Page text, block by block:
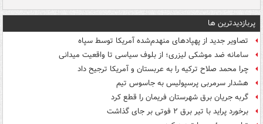
پربازدیدترین ها
تصاویر جدید از پهپادهای منهدم‌شده آمریکا توسط سپاه
سامانه ضد موشکی لیزری؛ از بلوف سیاسی تا واقعیت میدانی
چرا محمد صلاح ترکیه را به عربستان و آمریکا ترجیح داد
هشدار سرمربی پرسپولیس به جاسوس تیم
گربه جریان برق شهرستان فریمان را قطع کرد
برخورد پراید با تیر برق ۲ فوتی بر جای گذاشت